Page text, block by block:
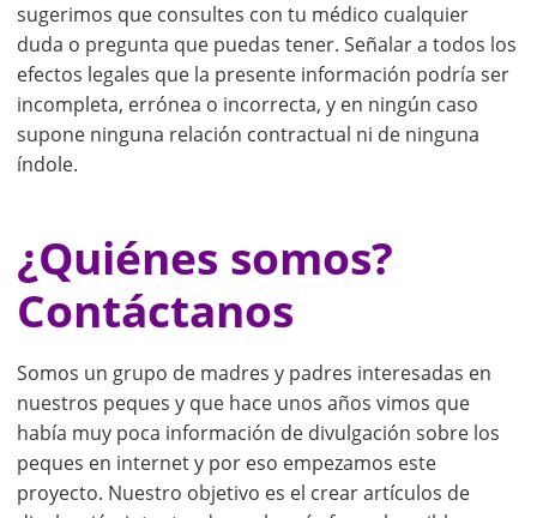
sugerimos que consultes con tu médico cualquier
duda o pregunta que puedas tener. Señalar a todos los
efectos legales que la presente información podría ser
incompleta, errónea o incorrecta, y en ningún caso
supone ninguna relación contractual ni de ninguna
índole.
¿Quiénes somos?
Contáctanos
Somos un grupo de madres y padres interesadas en
nuestros peques y que hace unos años vimos que
había muy poca información de divulgación sobre los
peques en internet y por eso empezamos este
proyecto. Nuestro objetivo es el crear artículos de